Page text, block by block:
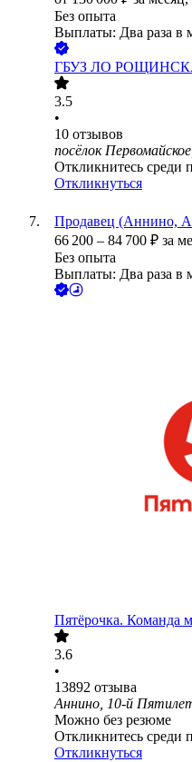
Без опыта
Выплаты: Два раза в
ГБУЗ ЛО
3.5
•
10 отзывов
посёлок
Откликнитесь среди
Откликнуться
Продавец (Аннино,
66 200 – 84 700 ₽ за
Без опыта
Выплаты: Два раза в
Пятёрочка. Команда
3.6
•
13892 отзыва
Аннино, 10-й
Можно без резюме
Откликнитесь среди
Откликнуться